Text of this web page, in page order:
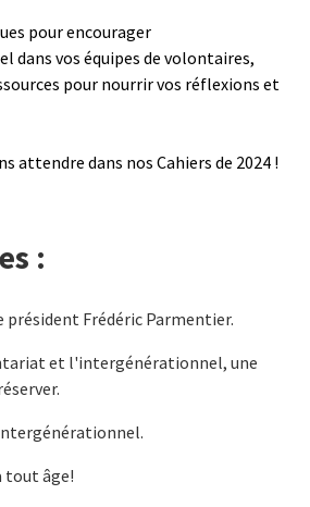
pour encourager
dans vos équipes de volontaires,
pour nourrir vos réflexions et
attendre dans nos Cahiers de 2024 !
:
Frédéric Parmentier.
et l'intergénérationnel, une
tout âge!